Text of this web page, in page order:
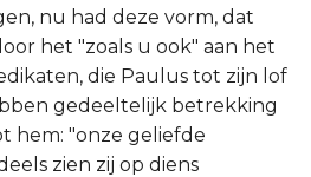
nu had deze vorm, dat
het "zoals u ook" aan het
die Paulus tot zijn lof
gedeeltelijk betrekking
hem: "onze geliefde
zien zij op diens